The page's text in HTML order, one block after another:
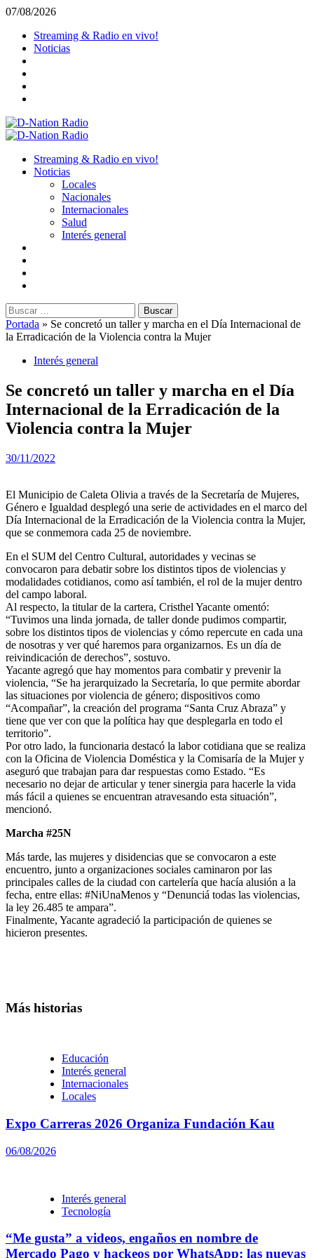
Saltar
contenido
07/08/2026
Streaming & Radio en vivo!
Noticias
Menú
Streaming & Radio en vivo!
Noticias
Locales
Nacionales
Internacionales
Salud
Interés general
Buscar:
Portada » Se concretó un taller y marcha en el Día Internacional de
la Erradicación de la Violencia contra la Mujer
Interés general
Se concretó un taller y marcha en el Día
Internacional de la Erradicación de la
Violencia contra la Mujer
30/11/2022
El Municipio de Caleta Olivia a través de la Secretaría de Mujeres,
Género e Igualdad desplegó una serie de actividades en el marco del
Día Internacional de la Erradicación de la Violencia contra la Mujer,
que se conmemora cada 25 de noviembre.
En el SUM del Centro Cultural, autoridades y vecinas se
convocaron para debatir sobre los distintos tipos de violencias y
modalidades cotidianos, como así también, el rol de la mujer dentro
del campo laboral.
Al respecto, la titular de la cartera, Cristhel Yacante omentó:
“Tuvimos una linda jornada, de taller donde pudimos compartir,
sobre los distintos tipos de violencias y cómo repercute en cada una
de nosotras y ver qué haremos para organizarnos. Es un día de
reivindicación de derechos”, sostuvo.
Yacante agregó que hay momentos para combatir y prevenir la
violencia, “Se ha jerarquizado la Secretaría, lo que permite abordar
las situaciones por violencia de género; dispositivos como
“Acompañar”, la creación del programa “Santa Cruz Abraza” y
tiene que ver con que la política hay que desplegarla en todo el
territorio”.
Por otro lado, la funcionaria destacó la labor cotidiana que se realiza
con la Oficina de Violencia Doméstica y la Comisaría de la Mujer y
aseguró que trabajan para dar respuestas como Estado. “Es
necesario no dejar de articular y tener sinergia para hacerle la vida
más fácil a quienes se encuentran atravesando esta situación”,
mencionó.
Marcha #25N
Más tarde, las mujeres y disidencias que se convocaron a este
encuentro, junto a organizaciones sociales caminaron por las
principales calles de la ciudad con cartelería que hacía alusión a la
fecha, entre ellas: #NiUnaMenos y “Denunciá todas las violencias,
la ley 26.485 te ampara”.
Finalmente, Yacante agradeció la participación de quienes se
hicieron presentes.
Más historias
Educación
Interés general
Internacionales
Locales
Expo Carreras 2026 Organiza Fundación Kau
06/08/2026
Interés general
Tecnología
“Me gusta” a videos, engaños en nombre de
Mercado Pago y hackeos por WhatsApp: las nuevas